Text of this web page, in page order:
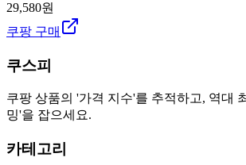
29,580원
쿠팡 구매
쿠스피
쿠팡 상품의 '가격 지수'를 추적하고, 역대
밍'을 잡으세요.
카테고리